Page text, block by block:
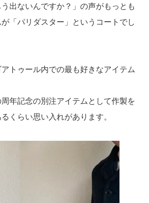
出ないんですか？」の声がもっとも
「パリダスター」というコートでし
トゥール内での最も好きなアイテム
年記念の別注アイテムとして作製を
くらい思い入れがあります。